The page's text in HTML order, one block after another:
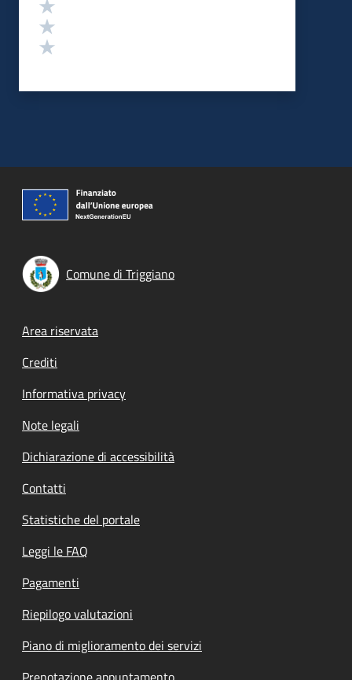
Comune di Triggiano
Footer menu
Area riservata
Crediti
Informativa privacy
Note legali
Dichiarazione di accessibilità
Contatti
Statistiche del portale
Leggi le FAQ
Pagamenti
Riepilogo valutazioni
Piano di miglioramento dei servizi